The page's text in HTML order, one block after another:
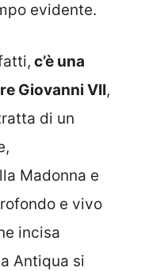
evidente.
c’è una
Giovanni VII,
di un
Madonna e
e vivo
incisa
Antiqua si